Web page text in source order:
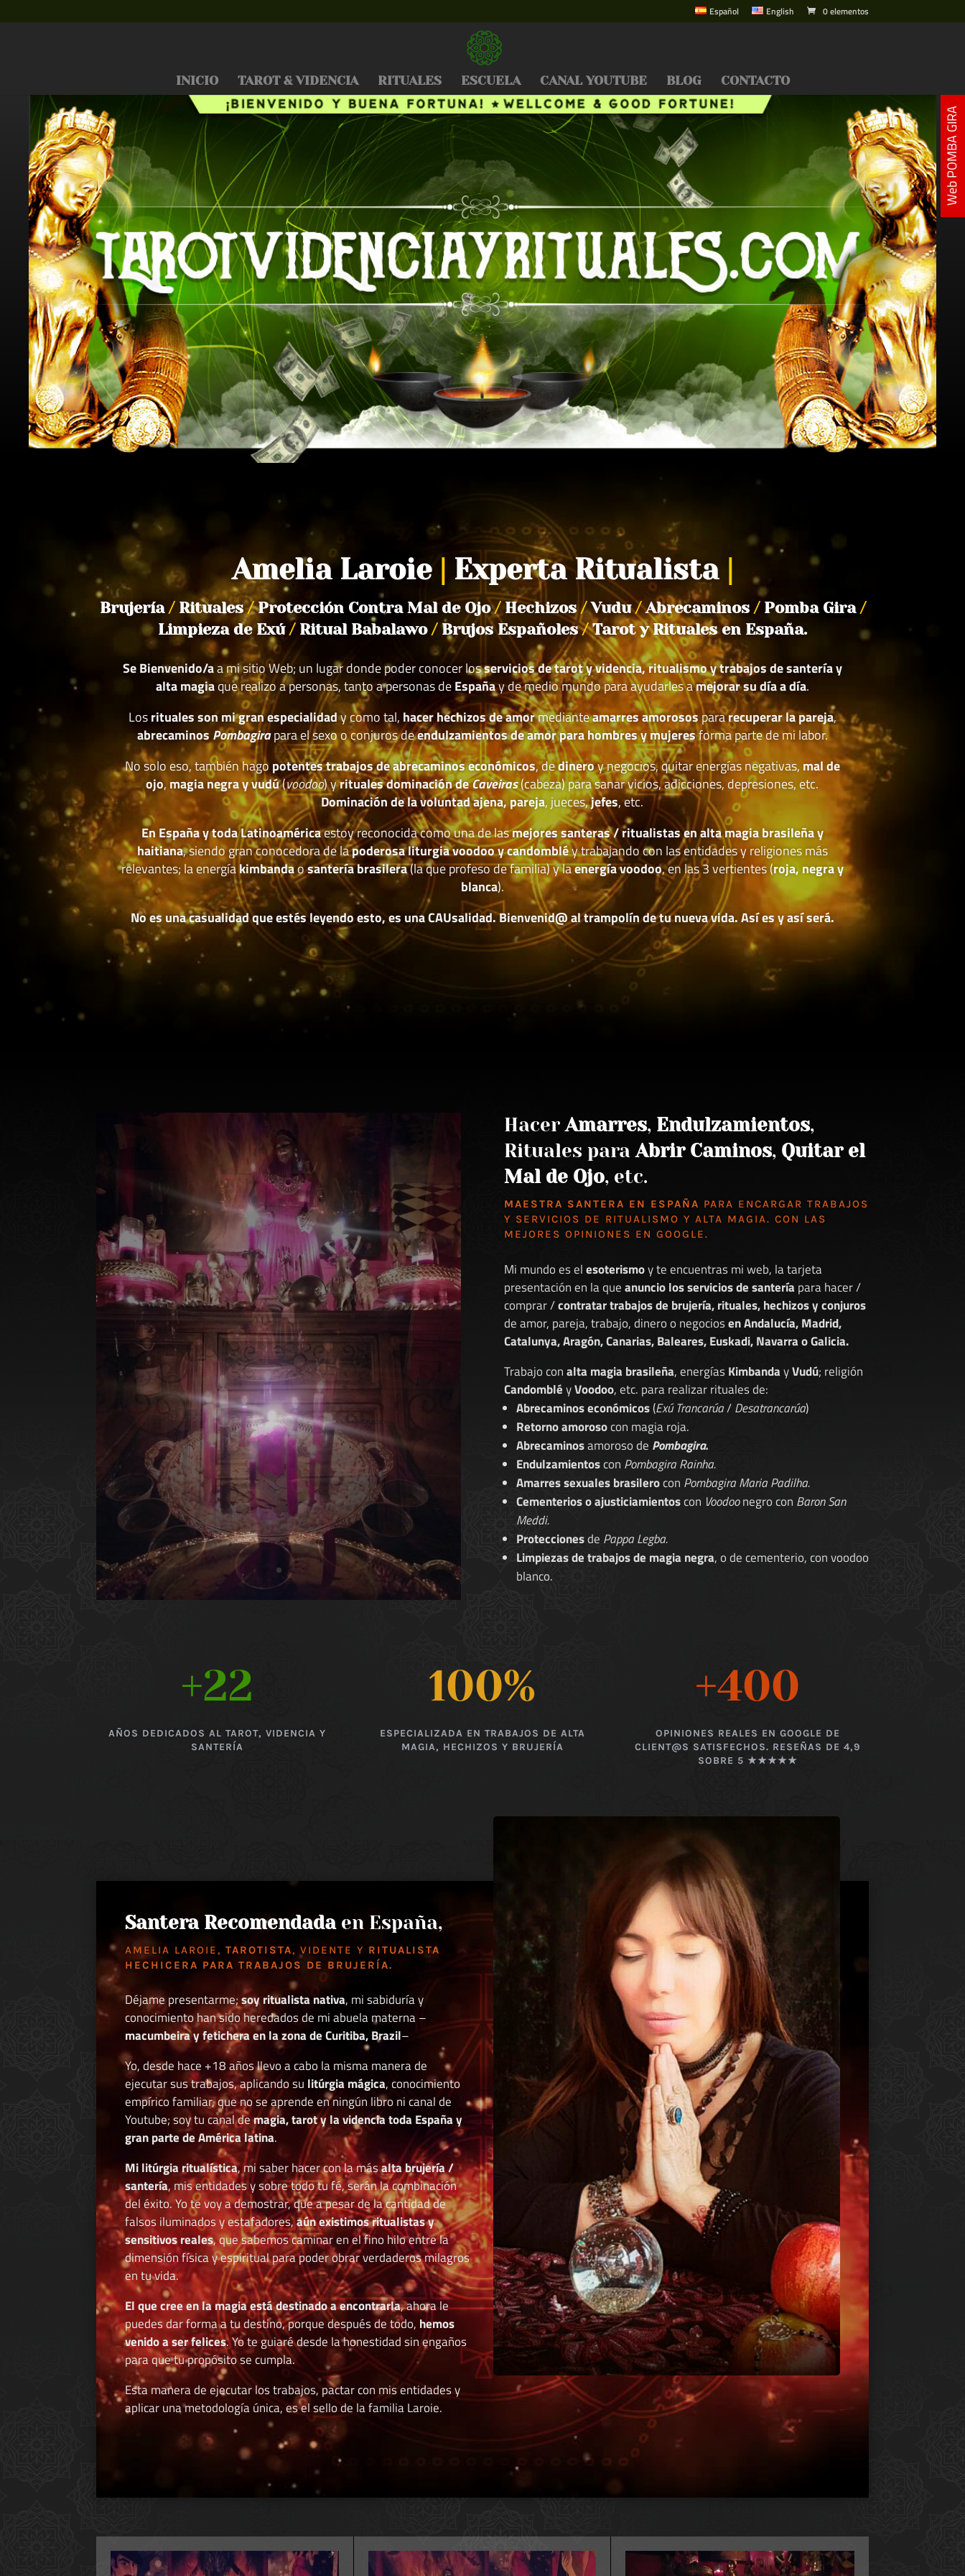
Español English 0 elementos
INICIO TAROT & VIDENCIA RITUALES ESCUELA CANAL YOUTUBE BLOG CONTACTO
Amelia Laroie Experta Ritualista
Brujería /Rituales/Protección Contra Mal de Ojo/Hechizos/Vudu/Abrecaminos /Pomba Gira /
Limpieza de Exú /Ritual Babalawo /Brujos Españoles/Tarot y Rituales en España.
Se Bienvenido/aa mi sitio Web; un lugar donde poder conocer losservicios de tarot y videncia, ritualismo y trabajos de santería y
alta magiaque realizo a personas, tanto a personas deEspañay de medio mundo para ayudarles amejorar su día a día.
Losrituales son mi gran especialidady como tal, hacer hechizos de amormedianteamarres amorosospararecuperar la pareja,
abrecaminos Pombagirapara el sexo o conjuros deendulzamientos de amor para hombres y mujeresforma parte de mi labor.
No solo eso, también hago potentes trabajos de abrecaminos económicos, dedineroy negocios, quitar energías negativas, mal de
ojo, magia negra y vudú(voodoo) yrituales dominación deCaveiras(cabeza) para sanar vicios, adicciones, depresiones, etc.
Dominación de la voluntad ajena, pareja, jueces,jefes, etc.
En España y toda Latinoaméricaestoy reconocida como una de lasmejores santeras / ritualistas en alta magia brasileña y
haitiana, siendo gran conocedora de lapoderosa liturgia voodoo y candombléy trabajando con las entidades y religiones más
relevantes; la energíakimbandaosantería brasilera(la que profeso de familia) y laenergía voodoo, en las 3 vertientes (roja, negra y
blanca).
No es una casualidad que estés leyendo esto, es una CAUsalidad. Bienvenid@ al trampolín de tu nueva vida. Así es y así será.
HacerAmarres, Endulzamientos,
Rituales paraAbrir Caminos, Quitar el
Mal de Ojo, etc.
MAESTRA SANTERA EN ESPAÑA PARA ENCARGAR TRABAJOS
Y SERVICIOS DE RITUALISMO Y ALTA MAGIA. CON LAS
MEJORES OPINIONES EN GOOGLE.
Mi mundo es elesoterismoy te encuentras mi web, la tarjeta
presentación en la queanuncio los servicios de santería para hacer /
comprar /contratar trabajos de brujería, rituales, hechizos y conjuros
de amor, pareja, trabajo, dinero o negociosen Andalucía, Madrid,
Catalunya, Aragón, Canarias, Baleares, Euskadi, Navarra o Galicia.
Trabajo conalta magia brasileña, energíasKimbandayVudú; religión
CandombléyVoodoo, etc. para realizar rituales de:
Abrecaminos económicos(Exú Trancarúa/Desatrancarúa)
Retorno amorosocon magia roja.
Abrecaminosamoroso de Pombagira.
Endulzamientoscon Pombagira Rainha.
Amarres sexuales brasilerocon Pombagira Maria Padilha.
Cementerios o ajusticiamientoscon Voodoonegro con Baron San
Meddi.
Proteccionesde Pappa Legba.
Limpiezas de trabajos de magia negra, o de cementerio, con voodoo
blanco.
+22
AÑOS DEDICADOS AL TAROT, VIDENCIA Y
SANTERÍA
100%
ESPECIALIZADA EN TRABAJOS DE ALTA
MAGIA, HECHIZOS Y BRUJERÍA
+400
OPINIONES REALES EN GOOGLE DE
CLIENT@S SATISFECHOS. RESEÑAS DE 4,9
SOBRE 5 ★★★★★
Santera Recomendadaen España,
AMELIA LAROIE,TAROTISTA, VIDENTE Y RITUALISTA
HECHICERA PARA TRABAJOS DE BRUJERÍA.
Déjame presentarme;soy ritualista nativa, mi sabiduría y
conocimiento han sido heredados de mi abuela materna –
macumbeira y fetichera en la zona de Curitiba, Brazil–
Yo, desde hace +18 años llevo a cabo la misma manera de
ejecutar sus trabajos, aplicando su litúrgia mágica, conocimiento
empírico familiar, que no se aprende en ningún libro ni canal de
Youtube; soy tu canal demagia, tarot y la videncia toda España y
gran parte de América latina.
Mi litúrgia ritualística, mi saber hacer con la másalta brujería /
santería, mis entidades y sobre todo tu fé, serán la combinación
del éxito. Yo te voy a demostrar, que a pesar de la cantidad de
falsos iluminados y estafadores,aún existimos ritualistas y
sensitivos reales, que sabemos caminar en el fino hilo entre la
dimensión física y espiritual para poder obrar verdaderos milagros
en tu vida.
El que cree en la magia está destinado a encontrarla, ahora le
puedes dar forma a tu destino, porque después de todo, hemos
venido a ser felices. Yo te guiaré desde la honestidad sin engaños
para que tu propósito se cumpla.
Esta manera de ejecutar los trabajos, pactar con mis entidades y
aplicar una metodología única, es el sello de la familia Laroie.
Web POMBA GIRA